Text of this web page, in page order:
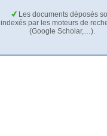
Les documents déposés
indexés par les moteurs de
(Google Scholar,…).